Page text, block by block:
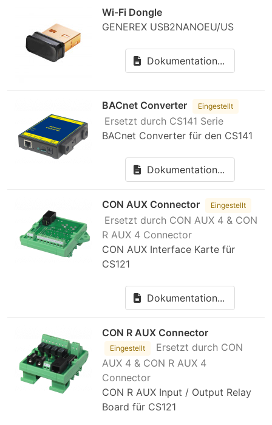
Wi-Fi Dongle
GENEREX USB2NANOEU/US
Dokumentation...
BACnet Converter Eingestellt
Ersetzt durch CS141 Serie
BACnet Converter für den CS141
Dokumentation...
CON AUX Connector Eingestellt
Ersetzt durch CON AUX 4 & CON
R AUX 4 Connector
CON AUX Interface Karte für
CS121
Dokumentation...
CON R AUX Connector
Eingestellt
Ersetzt durch CON
AUX 4 & CON R AUX 4
Connector
CON R AUX Input / Output Relay
Board für CS121